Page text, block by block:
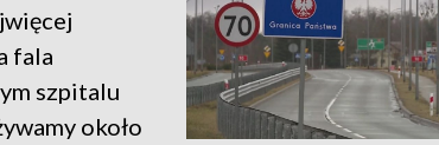
fala
szpitalu
około